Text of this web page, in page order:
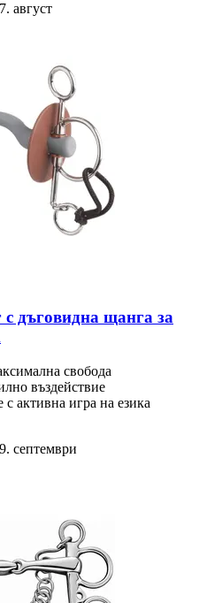
август
дъговидна щанга за
свобода
въздействие
активна игра на езика
септември